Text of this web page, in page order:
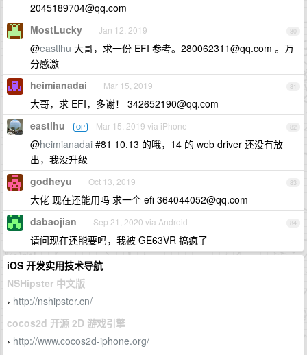
2045189704@qq.com
80
MostLucky Jan 12, 2019
@eastlhu 大哥，求一份 EFI 参考。 280062311@qq.com 。万
分感激
81
heimianadai Mar 15, 2019
大哥，求 EFI，多谢！ 342652190@qq.com
82
eastlhu OP Mar 15, 2019 via iPhone
@heimianadai #81 10.13 的哦，14 的 web driver 还没有放
出，我没升级
83
godheyu Oct 13, 2019
大佬 现在还能用吗 求一个 efi 364044052@qq.com
84
dabaojian Sep 21, 2020 via Android
请问现在还能要吗，我被 GE63VR 搞疯了
iOS 开发实用技术导航
NSHipster 中文版
› http://nshipster.cn/
cocos2d 开源 2D 游戏引擎
› http://www.cocos2d-iphone.org/